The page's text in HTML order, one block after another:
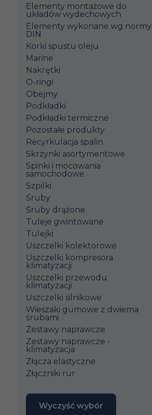
Elementy montażowe do
układów wydechowych
Elementy wykonane wg normy
DIN
Korki spustu oleju
Marine
Nakrętki
O-ringi
Obejmy
Podkładki
Podkładki termiczne
Pozostałe produkty
Recyrkulacja spalin
Skrzynki asortymentowe
Spinki i mocowania
samochodowe
Szpilki
Śruby
Śruby drążone
Tuleje gwintowane
Tulejki
Uszczelki kolektorowe
Uszczelki kompresora
klimatyzacji
Uszczelki przewodu
klimatyzacji
Uszczelki silnikowe
Wieszaki gumowe z dwiema
śrubami
Zestawy naprawcze
Zestawy naprawcze -
klimatyzacja
Złącza elastyczne
Złączniki rur
Wyczyść wybór